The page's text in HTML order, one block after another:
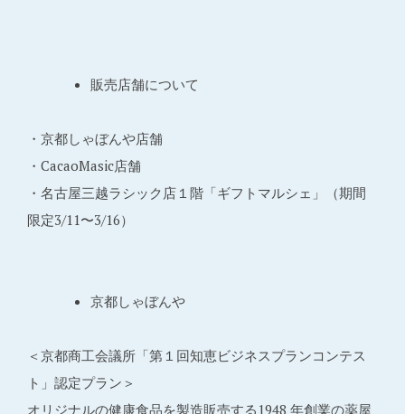
販売店舗について
・京都しゃぼんや店舗
・CacaoMasic店舗
・名古屋三越ラシック店１階「ギフトマルシェ」（期間
限定3/11〜3/16）
京都しゃぼんや
＜京都商工会議所「第１回知恵ビジネスプランコンテス
ト」認定プラン＞
オリジナルの健康食品を製造販売する1948 年創業の薬屋